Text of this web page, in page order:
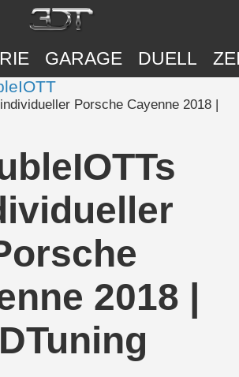
GARAGE DUELL
Porsche Cayenne 2018 |
2018 |